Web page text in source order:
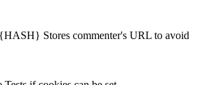
Stores commenter's URL to avoid